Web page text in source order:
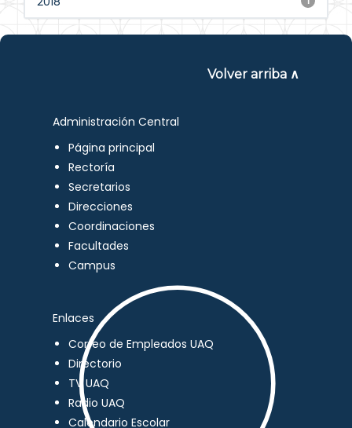
Volver arriba ∧
Administración Central
Página principal
Rectoría
Secretarios
Direcciones
Coordinaciones
Facultades
Campus
Enlaces
Correo de Empleados UAQ
Directorio
TV UAQ
Radio UAQ
Calendario Escolar